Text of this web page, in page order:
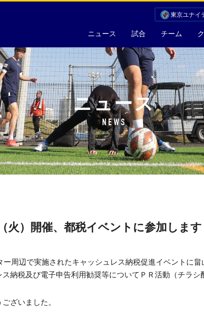
ニュース 試合 チーム
東京ユナイ
ニュース
NEWS
火）開催、都税イベントに参加します
周辺で実施されたキャッシュレス納税促進イベントに畠
納税及び電子申告利用勧奨等についてＰＲ活動（チラシ
ざいました。